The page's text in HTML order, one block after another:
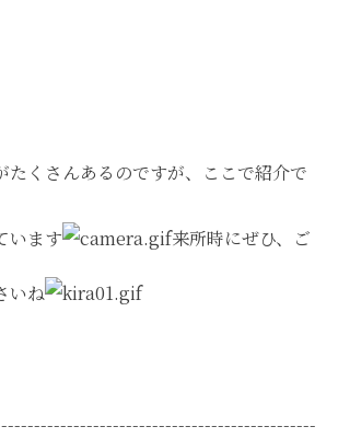
たくさんあるのですが、ここで紹介で
います
来所時にぜひ、ご
いね